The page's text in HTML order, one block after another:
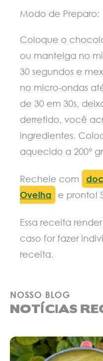
Modo de Preparo:
Coloque o
ou manteiga no
30 segundos e
no micro-ondas
de 30 em 30s,
derretido, você
ingredientes.
aquecido a 200°
Recheie com
Ovelha
e pronto!
Essa receita
caso for fazer
receita.
NOSSO BLOG
NOTÍCIAS